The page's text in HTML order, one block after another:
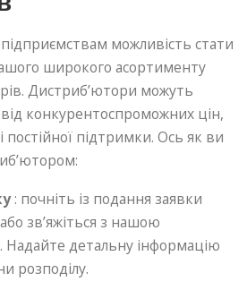
можливість стати
широкого асортименту
Дистриб’ютори можуть
конкурентоспроможних цін,
постійної підтримки. Ось як ви
: почніть із подання заявки
зв’яжіться з нашою
детальну інформацію
розподілу.